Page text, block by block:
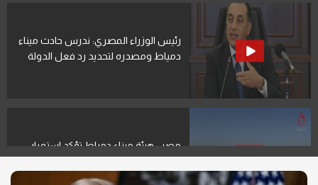
رئيس الوزراء المصري: ندرس حادث ميناء
دمياط ومصدره لتحديد رد فعل الدولة
مصر.. هيئة ميناء دمياط تؤكد استمرار